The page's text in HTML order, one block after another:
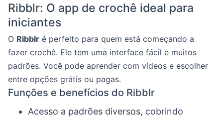
Ribblr: O app de crochê ideal para
iniciantes
O Ribblr é perfeito para quem está começando a
fazer crochê. Ele tem uma interface fácil e muitos
padrões. Você pode aprender com vídeos e escolher
entre opções grátis ou pagas.
Funções e benefícios do Ribblr
Acesso a padrões diversos, cobrindo